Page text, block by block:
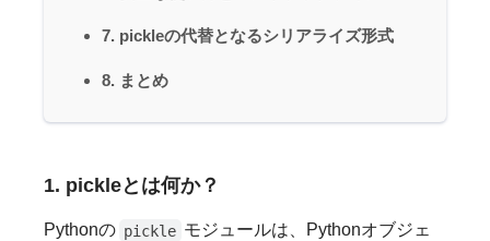
7. pickleの代替となるシリアライズ形式
8. まとめ
1. pickleとは何か？
Pythonの pickle モジュールは、Pythonオブジェ